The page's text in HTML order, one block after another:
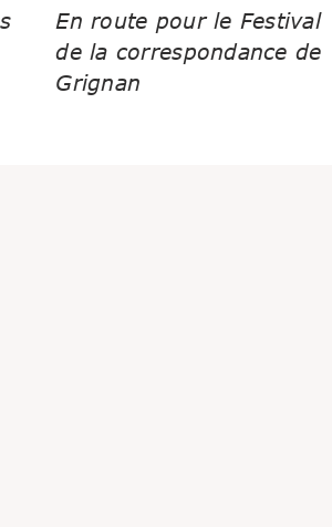
En route pour le Festival
de la correspondance de
Grignan